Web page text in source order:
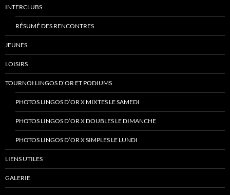
INTERCLUBS
RÉSUMÉ DES RENCONTRES
JEUNES
LOISIRS
TOURNOI LINGOS D’OR ET PODIUMS
PHOTOS LINGOS D’OR X MIXTES LE SAMEDI
PHOTOS LINGOS D’OR X DOUBLES LE DIMANCHE
PHOTOS LINGOS D’OR X SIMPLES LE LUNDI
LIENS UTILES
GALERIE